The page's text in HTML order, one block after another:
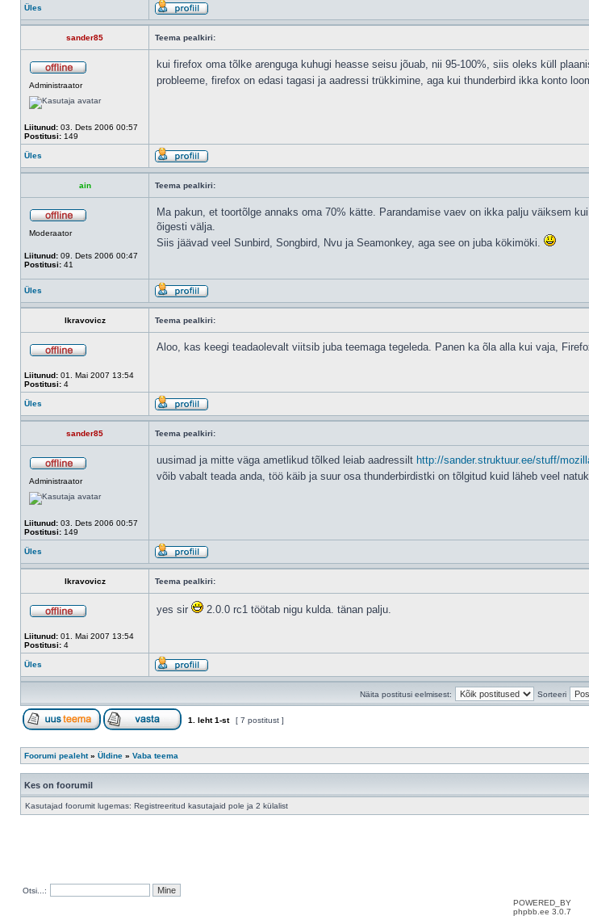
Üles
sander85 Teema pealkiri:
Administraator
Liitunud: 03. Dets 2006 00:57
Postitusi: 149
kui firefox oma tõlke arenguga kuhugi heasse seisu jõuab, nii 95-100%, siis oleks küll
probleeme, firefox on edasi tagasi ja aadressi trükkimine, aga kui thunderbird ikka konto
Üles
ain Teema pealkiri:
Moderaator
Liitunud: 09. Dets 2006 00:47
Postitusi: 41
Ma pakun, et toortõlge annaks oma 70% kätte. Parandamise vaev on ikka palju väiksem
õigesti välja.
Siis jäävad veel Sunbird, Songbird, Nvu ja Seamonkey, aga see on juba kökimöki.
Üles
lkravovicz Teema pealkiri:
Liitunud: 01. Mai 2007 13:54
Postitusi: 4
Aloo, kas keegi teadaolevalt viitsib juba teemaga tegeleda. Panen ka õla alla kui vaja,
Üles
sander85 Teema pealkiri:
Administraator
Liitunud: 03. Dets 2006 00:57
Postitusi: 149
uusimad ja mitte väga ametlikud tõlked leiab aadressilt http://sander.struktuur.ee/stuff/
võib vabalt teada anda, töö käib ja suur osa thunderbirdistki on tõlgitud kuid läheb veel
Üles
lkravovicz Teema pealkiri:
Liitunud: 01. Mai 2007 13:54
Postitusi: 4
yes sir 2.0.0 rc1 töötab nigu kulda. tänan palju.
Üles
Näita postitusi eelmisest: Sorteeri
1 . leht1-st [ 7 postitust ]
Foorumi pealeht» Üldine » Vaba teema
Kes on foorumil
Kasutajad foorumit lugemas: Registreeritud kasutajaid pole ja 2 külalist
Otsi...:
POWERED_BY
phpbb.ee 3.0.7